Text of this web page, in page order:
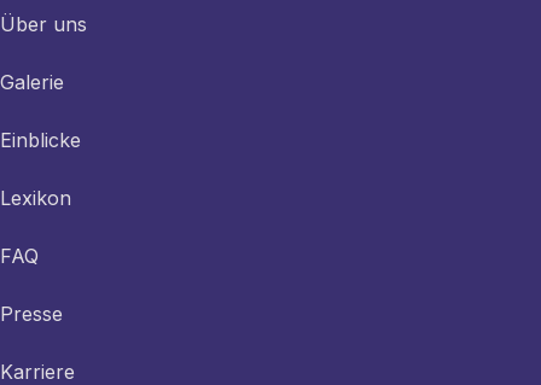
Über uns
Galerie
Einblicke
Lexikon
FAQ
Presse
Karriere